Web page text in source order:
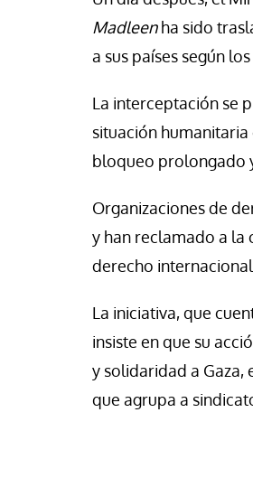
Madleenha sido
a sus países según
La interceptación se
situación
bloqueo prolongado
Organizaciones de
y han reclamado a la
derecho
La iniciativa, que
insiste en que su
y solidaridad a Gaza,
que agrupa a